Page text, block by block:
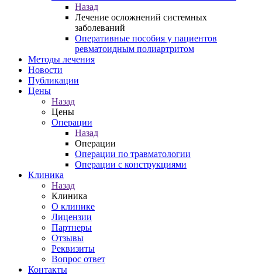
Назад
Лечение осложнений системных
заболеваний
Оперативные пособия у пациентов
ревматоидным полиартритом
Методы лечения
Новости
Публикации
Цены
Назад
Цены
Операции
Назад
Операции
Операции по травматологии
Операции с конструкциями
Клиника
Назад
Клиника
О клинике
Лицензии
Партнеры
Отзывы
Реквизиты
Вопрос ответ
Контакты